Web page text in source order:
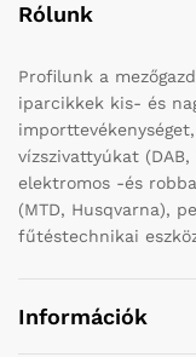
Rólunk
Profilunk a
iparcikkek kis- és
vízszivattyúkat (DAB,
elektromos -és
(MTD, Husqvarna),
fűtéstechnikai
Információk